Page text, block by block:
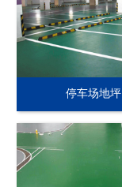
停车场地坪